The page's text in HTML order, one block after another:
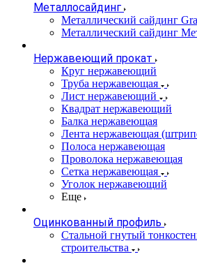
Металлосайдинг
Металлический сайдинг
Металлический сайдинг
Нержавеющий прокат
Круг нержавеющий
Труба нержавеющая
Лист нержавеющий
Квадрат нержавеющий
Балка нержавеющая
Лента нержавеющая
Полоса нержавеющая
Проволока нержавеющая
Сетка нержавеющая
Уголок нержавеющий
Еще
Оцинкованный профиль
Стальной гнутый
строительства